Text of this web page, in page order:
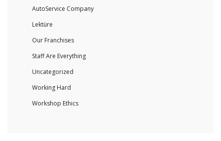
AutoService Company
Lektüre
Our Franchises
Staff Are Everything
Uncategorized
Working Hard
Workshop Ethics